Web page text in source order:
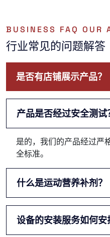
BUSINESS FAQ OUR
行业常见的问题解答
是否有店铺展示产品？
产品是否经过安全测试
是的，我们的产品经过严
全标准。
什么是运动营养补剂？
设备的安装服务如何安